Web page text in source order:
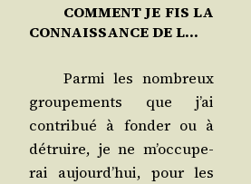
COMMENT JE FIS LA
CONNAISSANCE DE L…
Par­mi les nom­breux
grou­pe­ments que j’ai
contri­bué à fon­der ou à
détruire, je ne m’oc­cu­pe­
rai aujourd’­hui, pour les